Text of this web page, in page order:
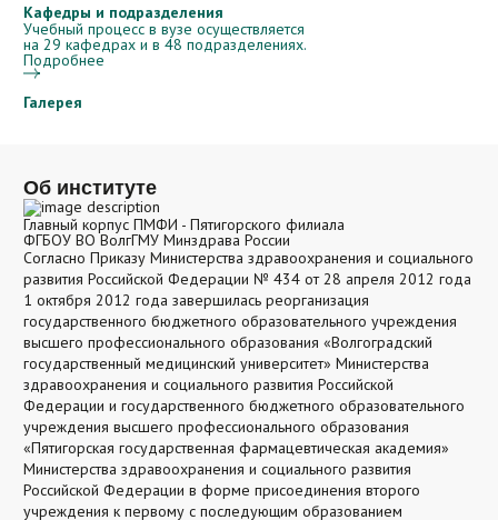
Кафедры и подразделения
Учебный процесс в вузе осуществляется
на 29 кафедрах и в 48 подразделениях.
Подробнее
Галерея
Об институте
Главный корпус ПМФИ - Пятигорского филиала
ФГБОУ ВО ВолгГМУ Минздрава России
Согласно Приказу Министерства здравоохранения и социального
развития Российской Федерации № 434 от 28 апреля 2012 года
1 октября 2012 года завершилась реорганизация
государственного бюджетного образовательного учреждения
высшего профессионального образования «Волгоградский
государственный медицинский университет» Министерства
здравоохранения и социального развития Российской
Федерации и государственного бюджетного образовательного
учреждения высшего профессионального образования
«Пятигорская государственная фармацевтическая академия»
Министерства здравоохранения и социального развития
Российской Федерации в форме присоединения второго
учреждения к первому с последующим образованием